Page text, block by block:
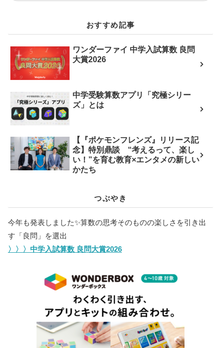
おすすめ記事
ワンダーファイ 中学入試算数 良問
大賞2026
中学受験算数アプリ「究極シリー
ズ」とは
【『ポケモンフレンズ』リリース記
念】特別鼎談 “考えるって、楽し
い！”を育む教育×エンタメの新しい
かたち
つぶやき
今年も発表しました✨️算数の思考そのものの楽しさを引き出
す「良問」を選出
〉〉〉中学入試算数 良問大賞2026